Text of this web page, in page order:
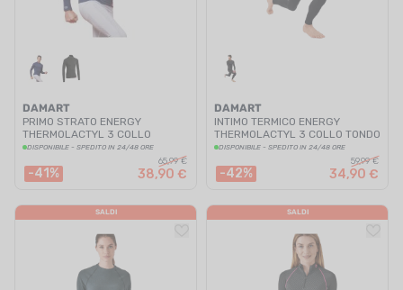
DAMART
PRIMO STRATO ENERGY
THERMOLACTYL 3 COLLO
MEZZA-ZIP UOMO
DISPONIBILE - SPEDITO IN 24/48 ORE
-41%
65,99 €
38,90 €
DAMART
INTIMO TERMICO ENERGY
THERMOLACTYL 3 COLLO TONDO
UOMO
DISPONIBILE - SPEDITO IN 24/48 ORE
-42%
59,99 €
34,90 €
SALDI SALDI